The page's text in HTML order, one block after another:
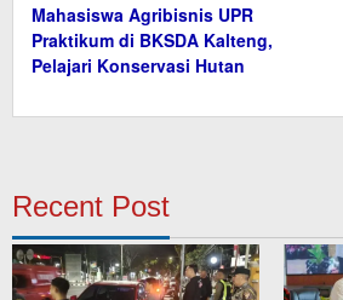
Mahasiswa Agribisnis UPR
Praktikum di BKSDA Kalteng,
Pelajari Konservasi Hutan
Recent Post